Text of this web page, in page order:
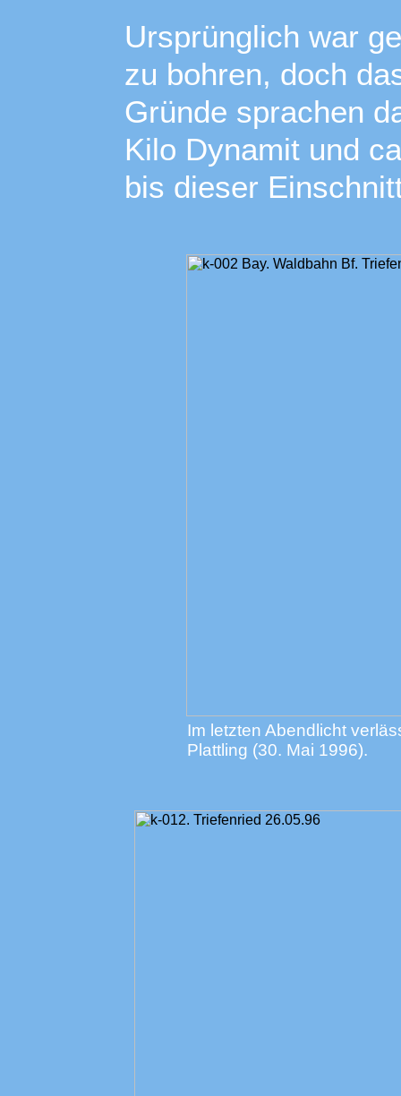
Ursprünglich war
zu bohren, doch
Gründe sprachen
Kilo Dynamit und
bis dieser
Im letzten Abendlicht
Plattling (30. Mai 1996).